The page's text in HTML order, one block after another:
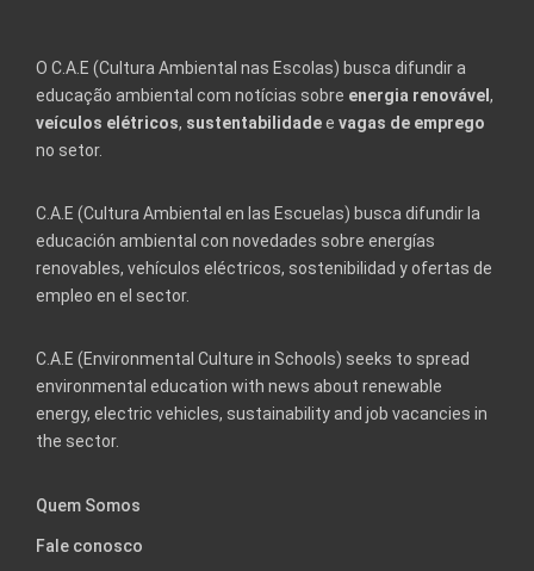
O C.A.E (Cultura Ambiental nas Escolas) busca difundir a
educação ambiental com notícias sobre energia renovável ,
veículos elétricos, sustentabilidadee vagas de emprego
no setor.
C.A.E (Cultura Ambiental en las Escuelas) busca difundir la
educación ambiental con novedades sobre energías
renovables, vehículos eléctricos, sostenibilidad y ofertas de
empleo en el sector.
C.A.E (Environmental Culture in Schools) seeks to spread
environmental education with news about renewable
energy, electric vehicles, sustainability and job vacancies in
the sector.
Quem Somos
Fale conosco